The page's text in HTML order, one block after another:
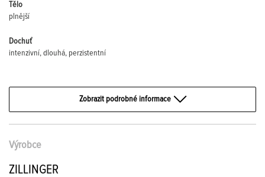
Tělo
plnější
Dochuť
intenzivní, dlouhá, perzistentní
Zobrazit podrobné informace
Výrobce
ZILLINGER